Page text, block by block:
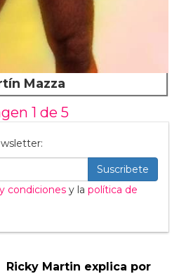
Mazza
1 de 5
Suscribete
condiciones y la política de
Ricky Martin explica por